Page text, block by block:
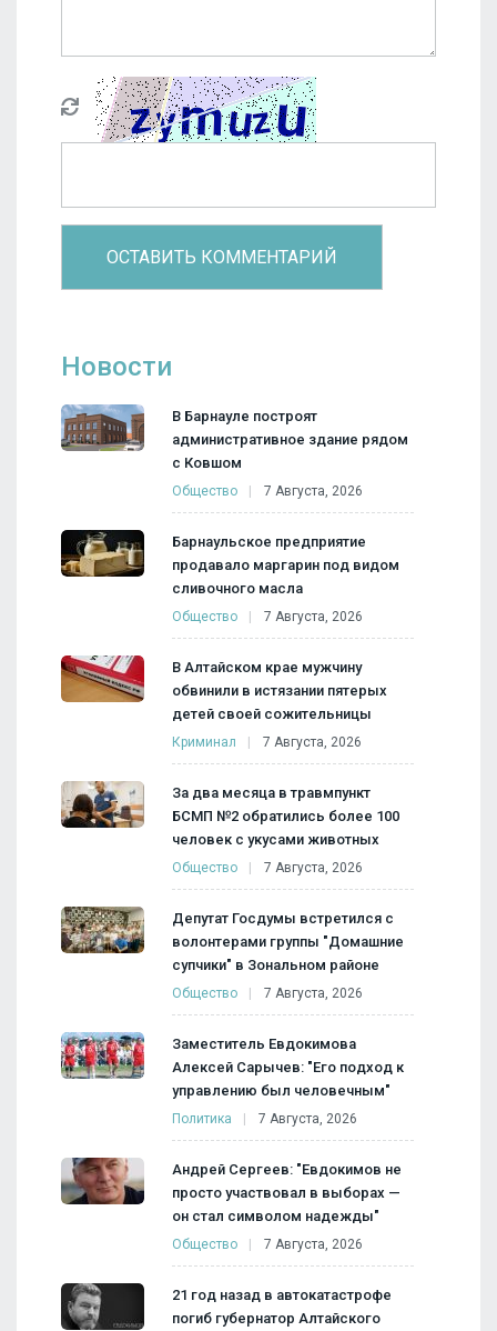
Новости
В Барнауле построят
административное здание рядом
с Ковшом
Общество 7 Августа, 2026
Барнаульское предприятие
продавало маргарин под видом
сливочного масла
Общество 7 Августа, 2026
В Алтайском крае мужчину
обвинили в истязании пятерых
детей своей сожительницы
Криминал 7 Августа, 2026
За два месяца в травмпункт
БСМП №2 обратились более 100
человек с укусами животных
Общество 7 Августа, 2026
Депутат Госдумы встретился с
волонтерами группы "Домашние
супчики" в Зональном районе
Общество 7 Августа, 2026
Заместитель Евдокимова
Алексей Сарычев: "Его подход к
управлению был человечным"
Политика 7 Августа, 2026
Андрей Сергеев: "Евдокимов не
просто участвовал в выборах —
он стал символом надежды"
Общество 7 Августа, 2026
21 год назад в автокатастрофе
погиб губернатор Алтайского